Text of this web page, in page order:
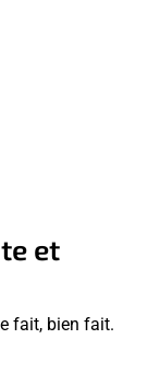
et
fait, bien fait.